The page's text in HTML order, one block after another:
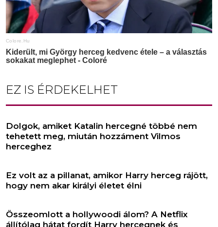
EZ IS ÉRDEKELHET
Dolgok, amiket Katalin hercegné többé nem
tehetett meg, miután hozzáment Vilmos
herceghez
Ez volt az a pillanat, amikor Harry herceg rájött,
hogy nem akar királyi életet élni
Összeomlott a hollywoodi álom? A Netflix
állítólag hátat fordít Harry hercegnek és